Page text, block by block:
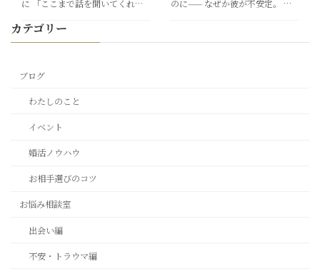
に 「ここまで話を聞いてくれる
ね」 「決めさせられる感じがな
くて安心しました」 そんな言葉
にはずっと大切 […]
のに—— なぜか彼が不安定。 ピ
今？」 そう感じたこと、ありま
カテゴリー
ブログ
わたしのこと
イベント
婚活ノウハウ
お相手選びのコツ
お悩み相談室
出会い編
不安・トラウマ編